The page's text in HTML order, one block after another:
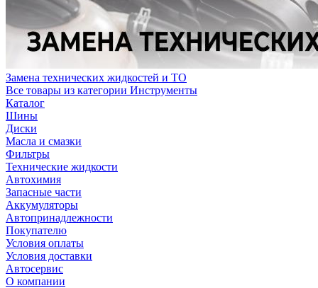
Замена технических жидкостей и ТО
Все товары из категории Инструменты
Каталог
Шины
Диски
Масла и смазки
Фильтры
Технические жидкости
Автохимия
Запасные части
Аккумуляторы
Автопринадлежности
Покупателю
Условия оплаты
Условия доставки
Автосервис
О компании